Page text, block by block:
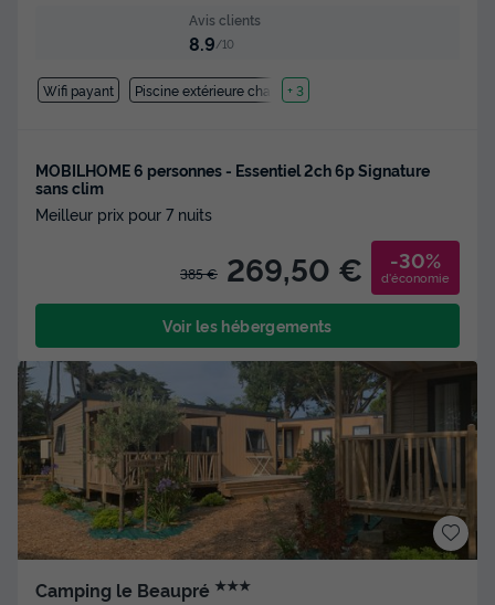
Avis clients
8.9/10
Wifi payant Piscine extérieure chauffée
+ 3
MOBILHOME 6 personnes - Essentiel 2ch 6p Signature
sans clim
Meilleur prix pour 7 nuits
385 € 269,50 € -30%
d'économie
Voir les hébergements
Camping le Beaupré ★★★